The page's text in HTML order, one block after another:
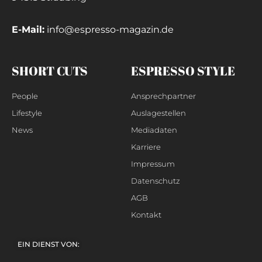
E-Mail: info@espresso-magazin.de
SHORT CUTS
People
Lifestyle
News
ESPRESSO STYLE
Ansprechpartner
Auslagestellen
Mediadaten
Karriere
Impressum
Datenschutz
AGB
Kontakt
EIN DIENST VON: